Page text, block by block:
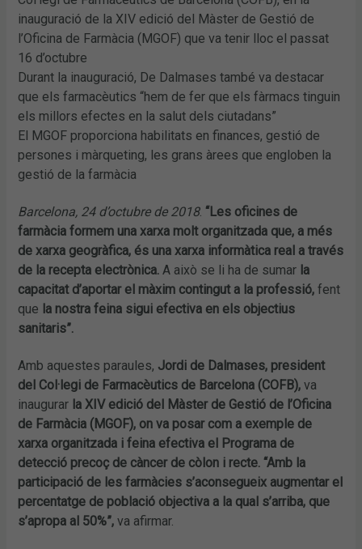
inauguració de la XIV edició del Màster de Gestió de
l’Oficina de Farmàcia (MGOF) que va tenir lloc el passat
16 d’octubre
Durant la inauguració, De Dalmases també va destacar
que els farmacèutics “hem de fer que els fàrmacs tinguin
els millors efectes en la salut dels ciutadans”
El MGOF proporciona habilitats en finances, gestió de
persones i màrqueting, les grans àrees que engloben la
gestió de la farmàcia
Barcelona, 24 d’octubre de 2018. “Les oficines de
farmàcia formem una xarxa molt organitzada que, a més
de xarxa geogràfica, és una xarxa informàtica real a través
de la recepta electrònica. A això se li ha de sumar la
capacitat d’aportar el màxim contingut a la professió, fent
que la nostra feina sigui efectiva en els objectius
sanitaris”.
Amb aquestes paraules, Jordi de Dalmases, president
del Col·legi de Farmacèutics de Barcelona (COFB), va
inaugurar la XIV edició del Màster de Gestió de l’Oficina
de Farmàcia (MGOF), on va posar com a exemple de
xarxa organitzada i feina efectiva el Programa de
detecció precoç de càncer de còlon i recte. “Amb la
participació de les farmàcies s’aconsegueix augmentar el
percentatge de població objectiva a la qual s’arriba, que
s’apropa al 50%”, va afirmar.